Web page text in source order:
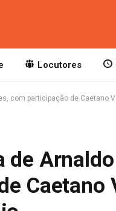
Locutores
com participação de Caetano
de Arnaldo
Caetano